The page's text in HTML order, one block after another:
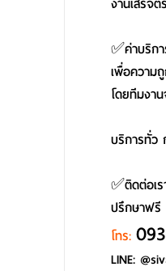
✅ค่าบริก
เพื่อความ
โดยทีมงา
บริการทั่ว
✅ติดต่อเ
ปรึกษาฟรี
โทร:
LINE: